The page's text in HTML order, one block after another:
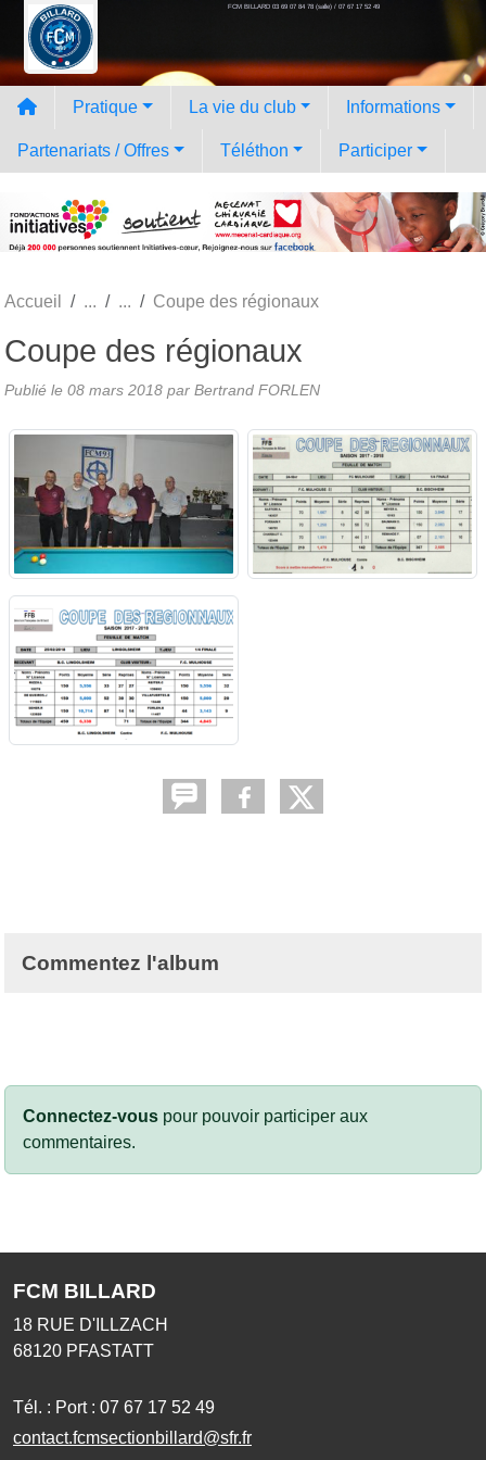
FCM BILLARD 03 69 07 84 78 (salle) / 07 67 17 52 49
Pratique La vie du club Informations
Partenariats / Offres Téléthon Participer
Accueil Coupe des régionaux
Coupe des régionaux
Publié le 08 mars 2018 par Bertrand FORLEN
Commentez l'album
Connectez-vous pour pouvoir participer aux
commentaires.
FCM BILLARD
18 RUE D'ILLZACH
68120 PFASTATT
Tél. : Port : 07 67 17 52 49
contact.fcmsectionbillard@sfr.fr
Panneau de gestion des cookies